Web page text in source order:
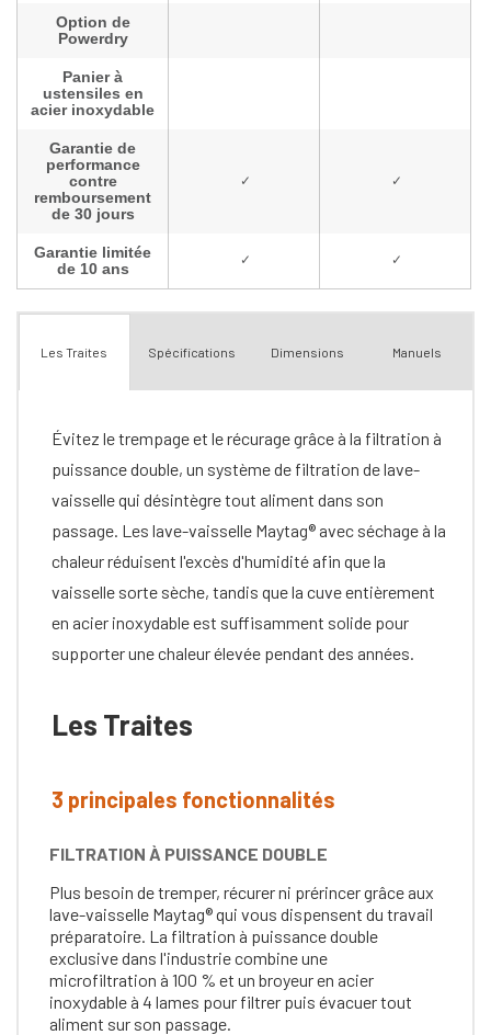
Les Traites Spécifications Dimensions Manuels
Évitez le trempage et le récurage grâce à la filtration à
puissance double, un système de filtration de lave-
vaisselle qui désintègre tout aliment dans son
passage. Les lave-vaisselle Maytag® avec séchage à la
chaleur réduisent l'excès d'humidité afin que la
vaisselle sorte sèche, tandis que la cuve entièrement
en acier inoxydable est suffisamment solide pour
supporter une chaleur élevée pendant des années.
Les Traites
3 principales fonctionnalités
FILTRATION À PUISSANCE DOUBLE
Plus besoin de tremper, récurer ni prérincer grâce aux
lave-vaisselle Maytag® qui vous dispensent du travail
préparatoire. La filtration à puissance double
exclusive dans l'industrie combine une
microfiltration à 100 % et un broyeur en acier
inoxydable à 4 lames pour filtrer puis évacuer tout
aliment sur son passage.